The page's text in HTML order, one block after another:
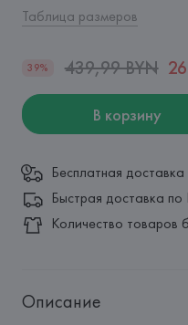
Таблица размеров
39% 439,99 BYN
В корзину
Бесплатная
Быстрая доставка
Количество товаров
Описание